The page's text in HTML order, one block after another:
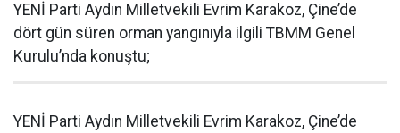
YENİ Parti Aydın Milletvekili Evrim Karakoz, Çine’de
dört gün süren orman yangınıyla ilgili TBMM Genel
Kurulu’nda konuştu;
YENİ Parti Aydın Milletvekili Evrim Karakoz, Çine’de